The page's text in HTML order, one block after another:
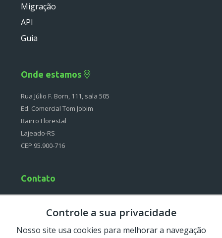
Reports
Errors
Indices
Files
Migração
API
Guia
Onde estamos
Rua Júlio F. Born, 111, sala 505
Ed. Comercial Tom Jobim
Bairro Florestal
Lajeado-RS
CEP 95.900-716
Contato
Segunda à Sexta
Controle a sua privacidade
Nosso site usa cookies para melhorar a navegação